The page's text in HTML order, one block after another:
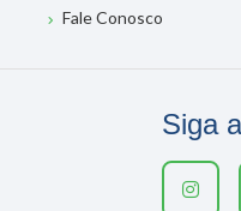
Fale Conosco
Siga